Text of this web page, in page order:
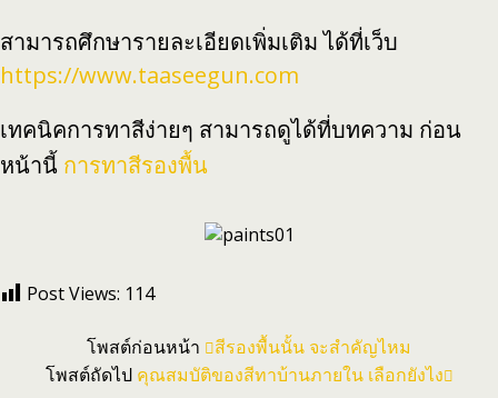
สามารถศึกษารายละเอียดเพิ่มเติม ได้ที่เว็บ
https://www.taaseegun.com
เทคนิคการทาสีง่ายๆ สามารถดูได้ที่บทความ ก่อน
หน้านี้ การทาสีรองพื้น
Post Views: 114
โพสต์ก่อนหน้า
สีรองพื้นนั้น จะสำคัญไหม
โพสต์ถัดไป คุณสมบัติของสีทาบ้านภายใน เลือกยังไง